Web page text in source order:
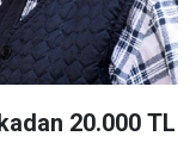
20.000 TL